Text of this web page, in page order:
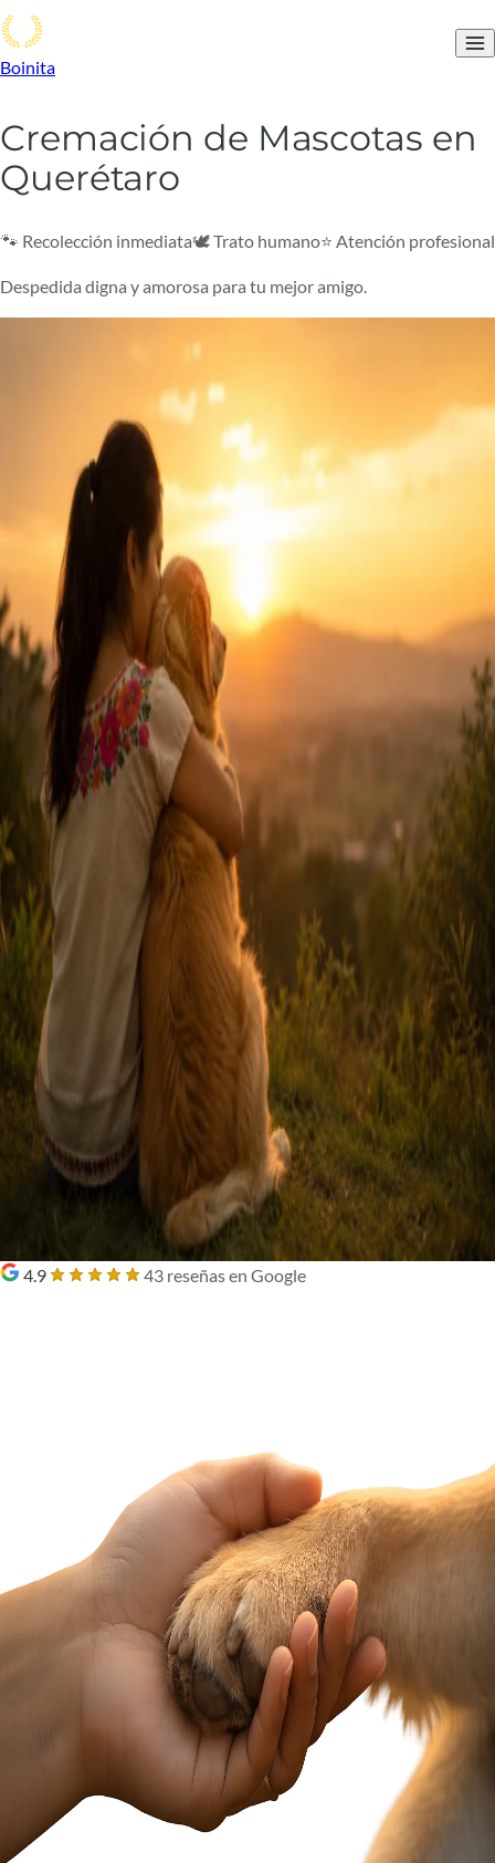
Boinita
Cremación de Mascotas en
Querétaro
🐾 Recolección inmediata🕊️ Trato humano⭐ Atención profesional
Despedida digna y amorosa para tu mejor amigo.
4.9 43 reseñas en Google